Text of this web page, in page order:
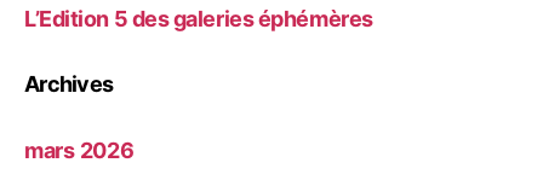
L’Edition 5 des galeries éphémères
Archives
mars 2026